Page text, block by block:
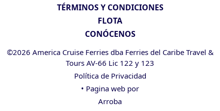
TÉRMINOS Y CONDICIONES
FLOTA
CONÓCENOS
©2026 America Cruise Ferries dba Ferries del Caribe Travel &
Tours AV-66 Lic 122 y 123
Política de Privacidad
• Pagina web por
Arroba